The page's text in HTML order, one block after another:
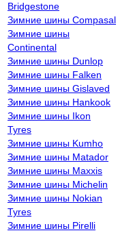
Bridgestone
Зимние шины Compasal
Зимние шины
Continental
Зимние шины Dunlop
Зимние шины Falken
Зимние шины Gislaved
Зимние шины Hankook
Зимние шины Ikon
Tyres
Зимние шины Kumho
Зимние шины Matador
Зимние шины Maxxis
Зимние шины Michelin
Зимние шины Nokian
Tyres
Зимние шины Pirelli